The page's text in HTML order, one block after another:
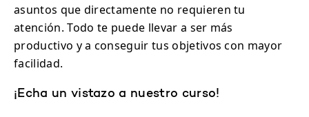
asuntos que directamente no requieren tu
atención. Todo te puede llevar a ser más
productivo y a conseguir tus objetivos con mayor
facilidad.
¡Echa un vistazo a nuestro curso!